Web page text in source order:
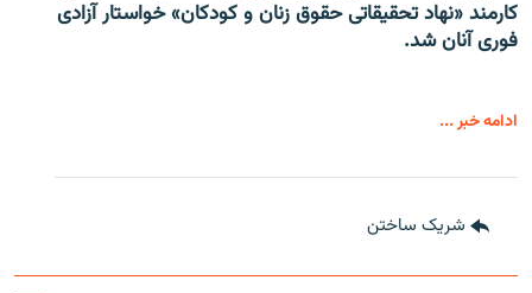
کارمند «نهاد تحقیقاتی حقوق زنان و کودکان» خواستار آزادی
فوری آنان شد.
ادامه خبر ...
شریک ساختن